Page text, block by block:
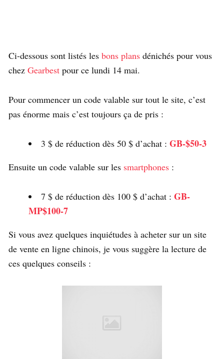
Ci-dessous sont listés les bons plans dénichés pour vous
chez Gearbest pour ce lundi 14 mai.
Pour commencer un code valable sur tout le site, c’est
pas énorme mais c’est toujours ça de pris :
3 $ de réduction dès 50 $ d’achat : GB-$50-3
Ensuite un code valable sur les smartphones :
7 $ de réduction dès 100 $ d’achat : GB-
MP$100-7
Si vous avez quelques inquiétudes à acheter sur un site
de vente en ligne chinois, je vous suggère la lecture de
ces quelques conseils :